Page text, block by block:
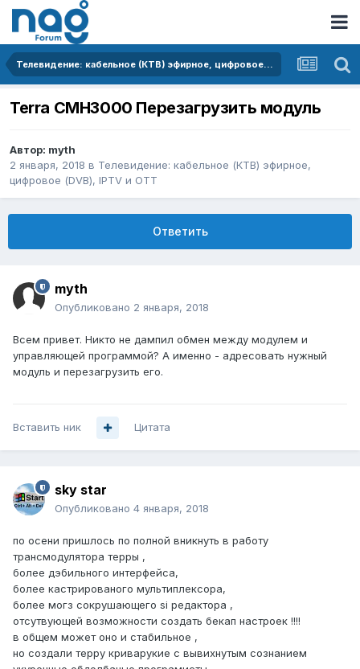
Телевидение: кабельное (КТВ) эфирное, цифровое (DVB), IPTV и OTT
Terra CMH3000 Перезагрузить модуль
Автор: myth
2 января, 2018 в Телевидение: кабельное (КТВ) эфирное,
цифровое (DVB), IPTV и OTT
Ответить
myth
Опубликовано 2 января, 2018
Всем привет. Никто не дампил обмен между модулем и
управляющей программой? А именно - адресовать нужный
модуль и перезагрузить его.
Вставить ник Цитата
sky star
Опубликовано 4 января, 2018
по осени пришлось по полной вникнуть в работу
трансмодулятора терры ,
более дэбильного интерфейса,
более кастрированого мультиплексора,
более могз сокрушающего si редактора ,
отсутвующей возможности создать бекап настроек !!!!
в общем может оно и стабильное ,
но создали терру криварукие с вывихнутым сознанием